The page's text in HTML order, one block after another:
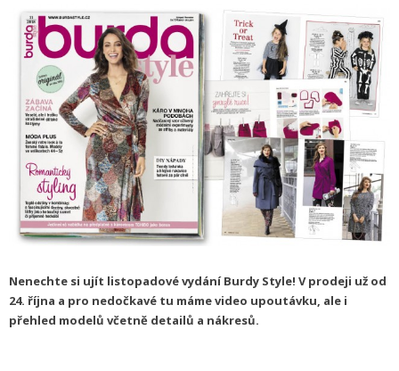
Nenechte si ujít listopadové vydání Burdy Style! V prodeji už od
24. října a pro nedočkavé tu máme video upoutávku, ale i
přehled modelů včetně detailů a nákresů.